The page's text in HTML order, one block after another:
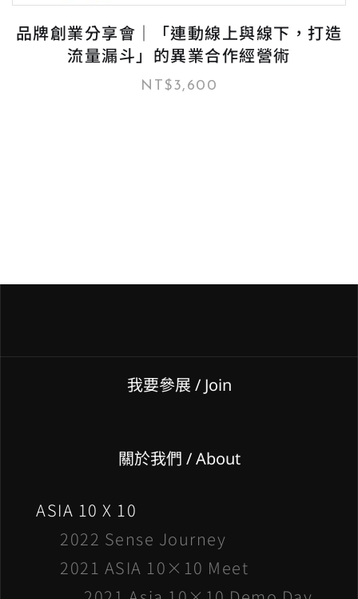
品牌創業分享會｜「連動線上與線下，打造
流量漏斗」的異業合作經營術
NT$3,600
我要參展 / Join
關於我們 / About
ASIA 10 X 10
2022 Sense Journey
2021 ASIA 10×10 Meet